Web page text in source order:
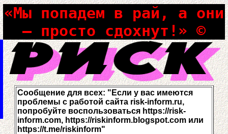
«Мы попадем в рай, а они
– просто сдохнут!» ©
Сообщение для всех: "Если у вас имеются
проблемы с работой сайта risk-inform.ru,
попробуйте воспользоваться https://risk-
inform.com, https://riskinform.blogspot.com или
https://t.me/riskinform"